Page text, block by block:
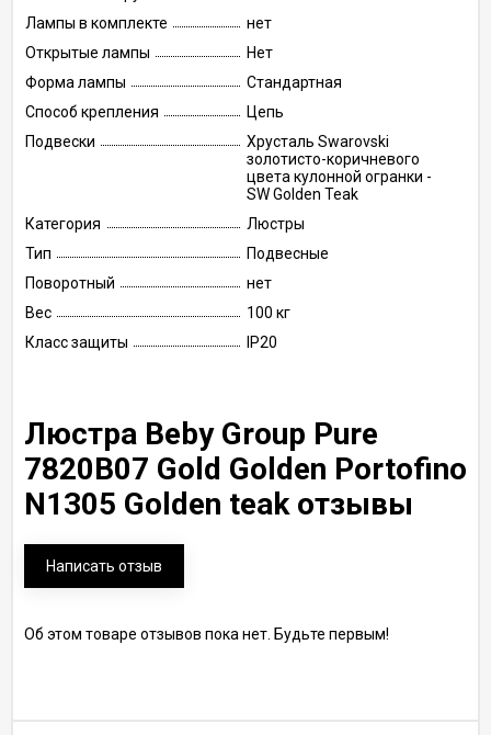
Лампы в комплекте
нет
Открытые лампы
Нет
Форма лампы
Стандартная
Способ крепления
Цепь
Подвески
Хрусталь Swarovski
золотисто-коричневого
цвета кулонной огранки -
SW Golden Teak
Категория
Люстры
Тип
Подвесные
Поворотный
нет
Вес
100 кг
Класс защиты
IP20
Люстра Beby Group Pure
7820B07 Gold Golden Portofino
N1305 Golden teak отзывы
Написать отзыв
Об этом товаре отзывов пока нет. Будьте первым!